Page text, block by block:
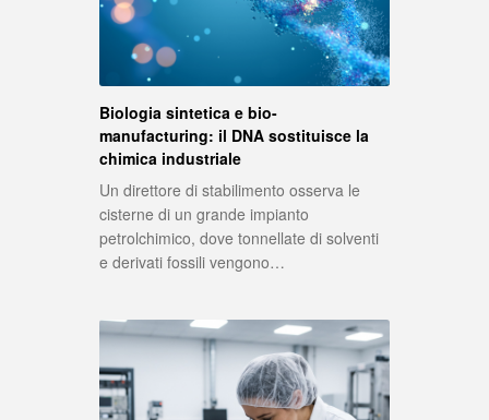
Biologia sintetica e bio-
manufacturing: il DNA sostituisce la
chimica industriale
Un direttore di stabilimento osserva le
cisterne di un grande impianto
petrolchimico, dove tonnellate di solventi
e derivati fossili vengono…